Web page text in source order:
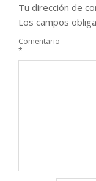
Tu dirección de
Los campos
Comentario
*